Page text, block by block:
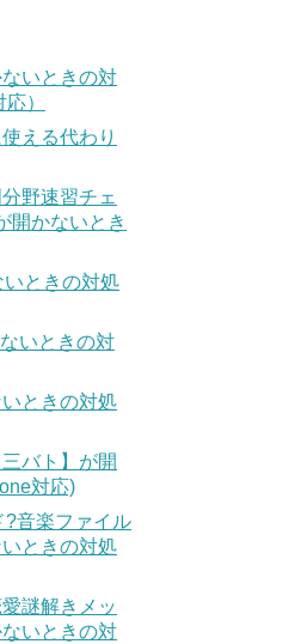
いときの対
）
える代わり
野速習チェ
開かないとき
ときの対処
いときの対
ときの対処
バト】が開
対応)
音楽ファイル
ときの対処
謎解きメッ
いときの対